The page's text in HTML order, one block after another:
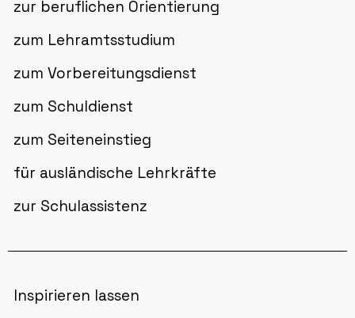
zur beruflichen Orientierung
zum Lehramtsstudium
zum Vorbereitungsdienst
zum Schuldienst
zum Seiteneinstieg
für ausländische Lehrkräfte
zur Schulassistenz
Inspirieren lassen